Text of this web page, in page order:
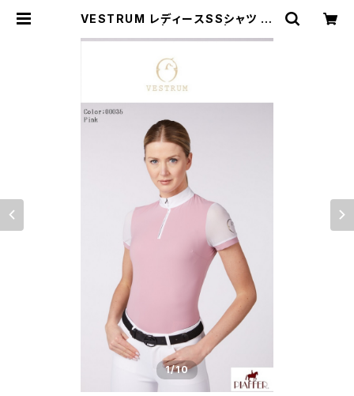
VESTRUM レディースSSシャツ W
ェ 公式オンラインショップ | 通販
1/10